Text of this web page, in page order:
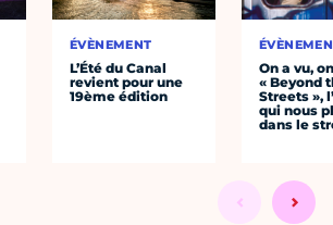
ÉVÈNEMENT
L’Été du Canal
revient pour une
19ème édition
On a vu,
« Beyond
Streets »,
qui nous
dans le